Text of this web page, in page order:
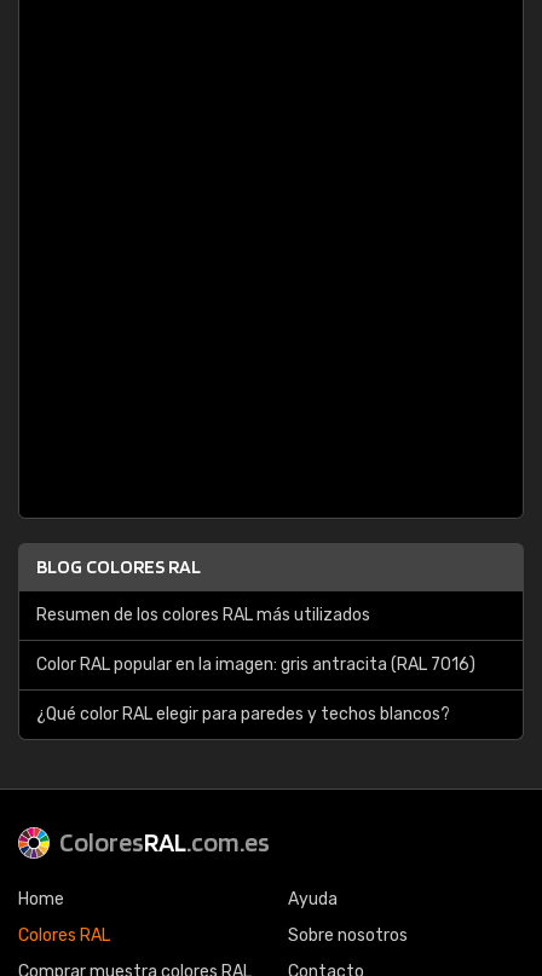
BLOG COLORES RAL
Resumen de los colores RAL más utilizados
Color RAL popular en la imagen: gris antracita (RAL 7016)
¿Qué color RAL elegir para paredes y techos blancos?
ColoresRAL.com.es
Home
Colores RAL
Comprar muestra colores RAL
Ayuda
Sobre nosotros
Contacto